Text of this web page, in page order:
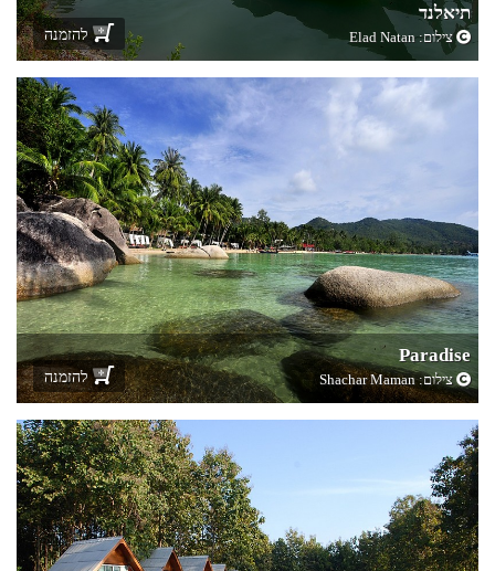
תיאלנד
צילום:Elad Natan להזמנה
Paradise
צילום:Shachar Maman להזמנה